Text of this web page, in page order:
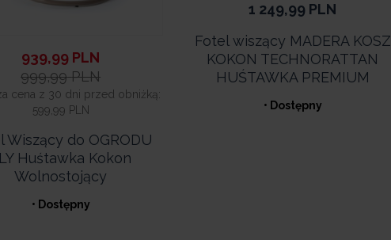
939,99 PLN
999,99 PLN
cena z 30 dni przed obniżką:
599,99 PLN
Wiszący do OGRODU
Huśtawka Kokon
Wolnostojący
• Dostępny
1 249,99 PLN
Fotel wiszący MADERA KOSZ
KOKON TECHNORATTAN
HUŚTAWKA PREMIUM
• Dostępny